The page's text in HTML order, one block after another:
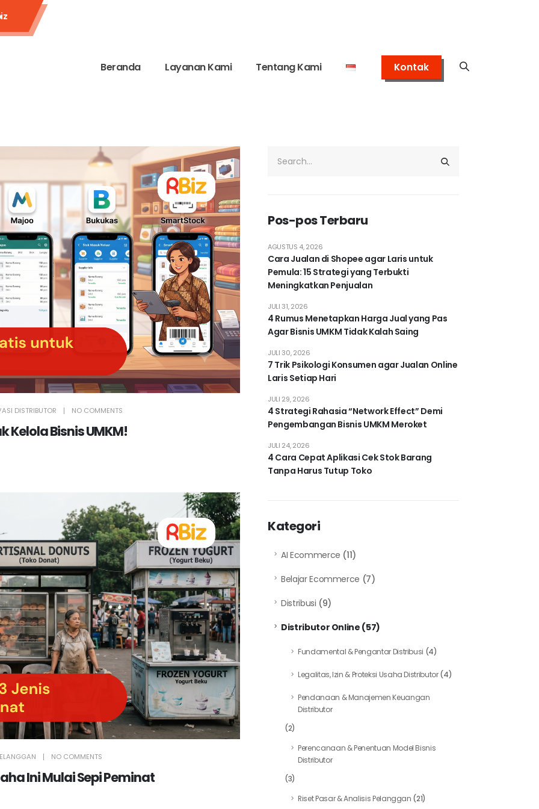
Beranda Layanan Kami Tentang Kami Kontak
DISTRIBUTOR NO COMMENTS
Kelola Bisnis UMKM!
NO COMMENTS
Ini Mulai Sepi Peminat
Pos-pos Terbaru
Cara Jualan di Shopee agar Laris untuk
Pemula: 15 Strategi yang Terbukti
Meningkatkan Penjualan
AGUSTUS 4, 2026
4 Rumus Menetapkan Harga Jual yang Pas
Agar Bisnis UMKM Tidak Kalah Saing
JULI 31, 2026
7 Trik Psikologi Konsumen agar Jualan Online
Laris Setiap Hari
JULI 30, 2026
4 Strategi Rahasia “Network Effect” Demi
Pengembangan Bisnis UMKM Meroket
JULI 29, 2026
4 Cara Cepat Aplikasi Cek Stok Barang
Tanpa Harus Tutup Toko
JULI 24, 2026
Kategori
AI Ecommerce (11)
Belajar Ecommerce (7)
Distribusi (9)
Distributor Online (57)
Fundamental & Pengantar Distribusi (4)
Legalitas, Izin & Proteksi Usaha Distributor(4)
Pendanaan & Manajemen Keuangan
Distributor
(2)
Perencanaan & Penentuan Model Bisnis
Distributor
(3)
Riset Pasar & Analisis Pelanggan (21)